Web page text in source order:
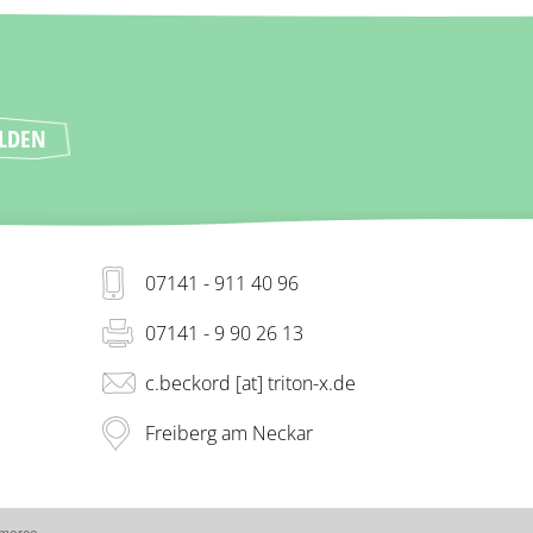
07141 - 911 40 96
07141 - 9 90 26 13
c.beckord [at] triton-x.de
Freiberg am Neckar